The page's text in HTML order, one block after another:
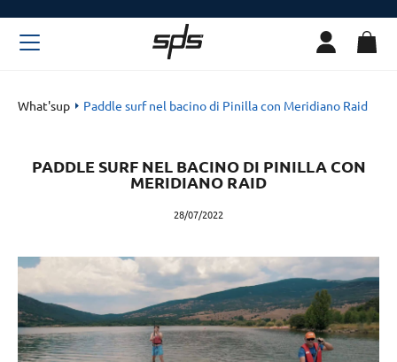
What'sup Paddle surf nel bacino di Pinilla con Meridiano Raid
PADDLE SURF NEL BACINO DI PINILLA CON
MERIDIANO RAID
28/07/2022